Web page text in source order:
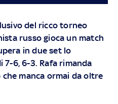
del ricco torneo
russo gioca un match
in due set lo
6, 6-3. Rafa rimanda
manca ormai da oltre